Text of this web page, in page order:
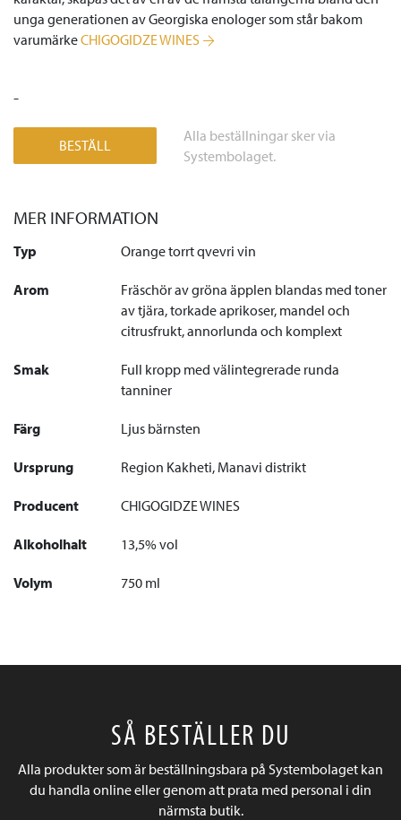
unga generationen av Georgiska enologer som står bakom
varumärkeCHIGOGIDZE WINES
-
BESTÄLL
Alla beställningar sker via
Systembolaget.
MER INFORMATION
Typ Orange torrt qvevri vin
Arom
Fräschör av gröna äpplen blandas med toner
av tjära, torkade aprikoser, mandel och
citrusfrukt, annorlunda och komplext
Smak
Full kropp med välintegrerade runda
tanniner
Färg Ljus bärnsten
Ursprung Region Kakheti, Manavi distrikt
Producent CHIGOGIDZE WINES
Alkoholhalt 13,5% vol
Volym 750 ml
SÅ BESTÄLLER DU
Alla produkter som är beställningsbara på Systembolaget kan
du handla online eller genom att prata med personal i din
närmsta butik.